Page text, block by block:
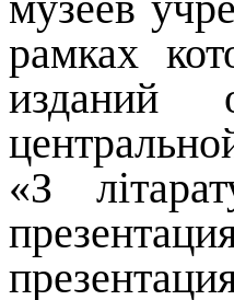
рамках
изданий
«З лі